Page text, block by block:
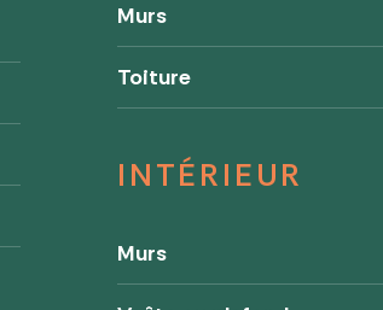
Murs
Toiture
INTÉRIEUR
Murs